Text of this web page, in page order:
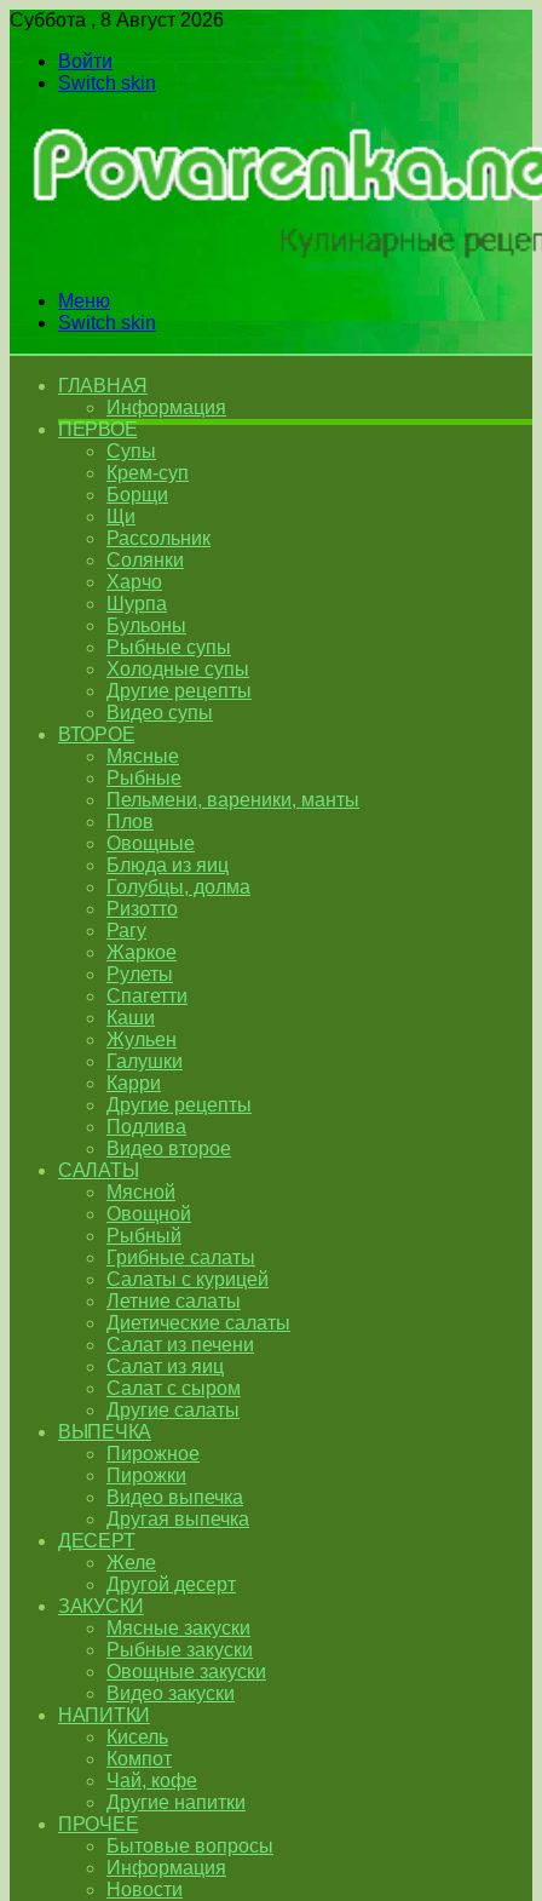
Суббота , 8 Август 2026
Войти
Switch skin
Меню
Switch skin
ГЛАВНАЯ
Информация
ПЕРВОЕ
Супы
Крем-суп
Борщи
Щи
Рассольник
Солянки
Харчо
Шурпа
Бульоны
Рыбные супы
Холодные супы
Другие рецепты
Видео супы
ВТОРОЕ
Мясные
Рыбные
Пельмени, вареники, манты
Плов
Овощные
Блюда из яиц
Голубцы, долма
Ризотто
Рагу
Жаркое
Рулеты
Спагетти
Каши
Жульен
Галушки
Карри
Другие рецепты
Подлива
Видео второе
САЛАТЫ
Мясной
Овощной
Рыбный
Грибные салаты
Салаты с курицей
Летние салаты
Диетические салаты
Салат из печени
Салат из яиц
Салат с сыром
Другие салаты
ВЫПЕЧКА
Пирожное
Пирожки
Видео выпечка
Другая выпечка
ДЕСЕРТ
Желе
Другой десерт
ЗАКУСКИ
Мясные закуски
Рыбные закуски
Овощные закуски
Видео закуски
НАПИТКИ
Кисель
Компот
Чай, кофе
Другие напитки
ПРОЧЕЕ
Бытовые вопросы
Информация
Новости